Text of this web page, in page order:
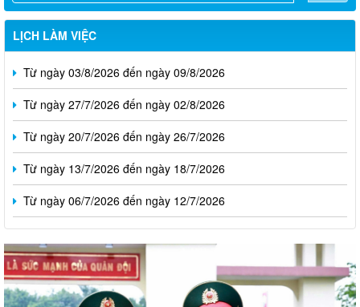
LỊCH LÀM VIỆC
Từ ngày 03/8/2026 đến ngày 09/8/2026
Từ ngày 27/7/2026 đến ngày 02/8/2026
Từ ngày 20/7/2026 đến ngày 26/7/2026
Từ ngày 13/7/2026 đến ngày 18/7/2026
Từ ngày 06/7/2026 đến ngày 12/7/2026